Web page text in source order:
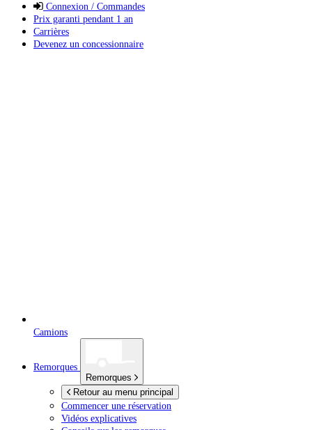
Connexion / Commandes
Prix garanti pendant 1 an
Carrières
Devenez un concessionnaire
Camions
Remorques
Remorques
Retour au menu principal
Commencer une réservation
Vidéos explicatives